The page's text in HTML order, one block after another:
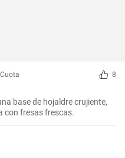
Cuota 8
base de hojaldre crujiente,
con fresas frescas.